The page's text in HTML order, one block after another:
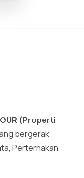
(Properti
bergerak
Perternakan